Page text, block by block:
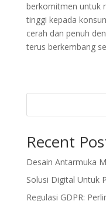
berkomitmen untuk
tinggi kepada
cerah dan penuh
terus berkembang
Recent
Desain Antarmuka
Solusi Digital Untuk
Regulasi GDPR: